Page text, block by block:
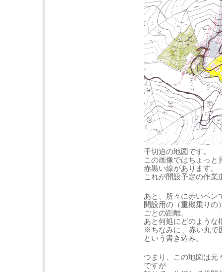
千切迫の地図です。
この画像ではちょっと
赤黒い線があります。
これが開設予定の作業
あと、所々に赤いペン
開設用の（重機乗りの
ごとの距離。
あと何処にどのような
※ちなみに、赤い丸で
という書き込み。
つまり、この地図は元
ですが